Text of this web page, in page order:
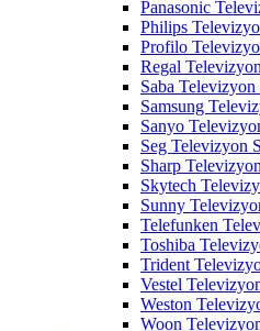
Panasonic
Philips
Profilo
Regal
Saba Televizyon
Samsung
Sanyo
Seg Televizyon
Sharp
Skytech
Sunny
Telefunken
Toshiba
Trident
Vestel
Weston
Woon